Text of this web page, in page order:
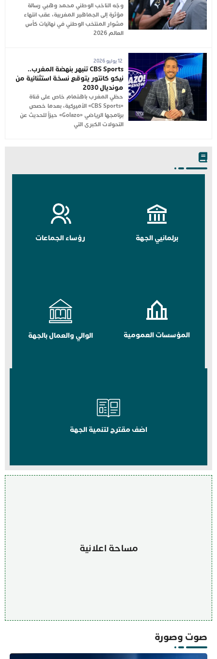
وجّه الناخب الوطني محمد وهبي رسالة
مؤثرة إلى الجماهير المغربية، عقب انتهاء
مشوار المنتخب الوطني في نهائيات كأس
العالم 2026
12 يوليو 2026
CBS Sports تنبهر بنهضة المغرب..
نيكو كانتور يتوقع نسخة استثنائية من
مونديال 2030
حظي المغرب باهتمام خاص على قناة
«CBS Sports» الأميركية، بعدما خصص
برنامجها الرياضي «Golazo» حيزاً للحديث عن
التحولات الكبرى التي
برلمانيي الجهة رؤساء الجماعات
المؤسسات العمومية الوالي والعمال بالجهة
اضف مقترح لتنمية الجهة
مساحة اعلانية
صوت وصورة